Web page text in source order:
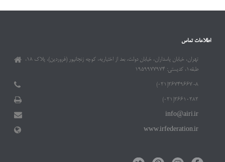
اطلاعات تماس
تهران، خیابان پاسداران، خیابان دولت، بعد از اختیاریه، کوچه زنجانپور (فروردین)، پلاک ۱۸،
طبقه۱، کدپستی: ۱۹۵۹۹۷۷۹۷۴
۲۶۷۴۹۶۶۷-۸(۰۲۱)
۲۶۶۱۰۲۸۲(۰۲۱)
info@airi.ir
www.irfederation.ir